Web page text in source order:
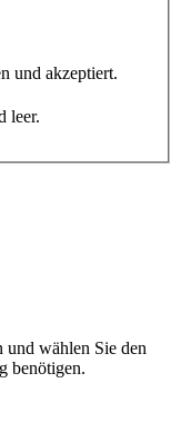
und akzeptiert.
leer.
und wählen Sie den
benötigen.